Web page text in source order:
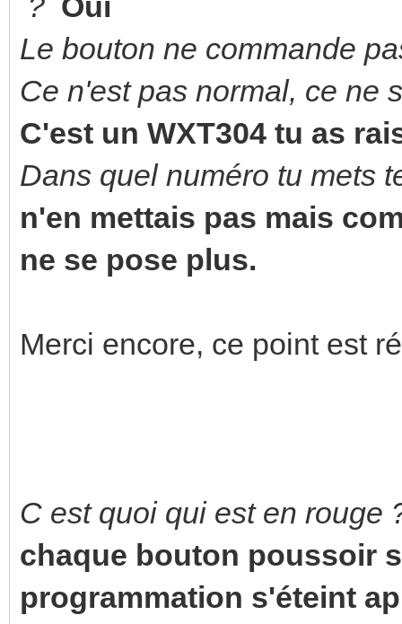
Le bouton ne commande
Ce n'est pas normal, ce ne
C'est un WXT304 tu as
Dans quel numéro tu mets
n'en mettais pas mais
ne se pose plus.
Merci encore, ce point est
C est quoi qui est en rouge
chaque bouton poussoir
programmation s'éteint